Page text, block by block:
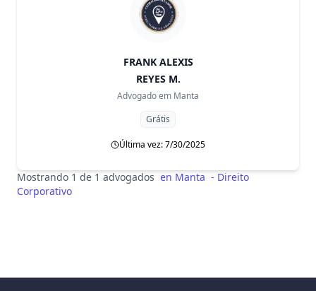
FRANK ALEXIS
REYES M.
Advogado em Manta
Grátis
Última vez: 7/30/2025
Mostrando 1 de 1 advogados en Manta - Direito
Corporativo